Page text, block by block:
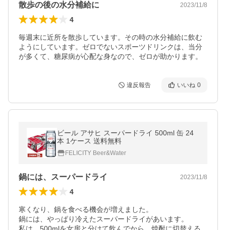
散歩の後の水分補給に 2023/11/8
4
毎週末に近所を散歩しています。その時の水分補給に飲む
ようにしています。ゼロでないスポーツドリンクは、当分
が多くて、糖尿病が心配な身なので、ゼロが助かります。
違反報告 いいね 0
ビール アサヒ スーパードライ 500ml 缶 24
本 1ケース 送料無料
FELICITY Beer&Water
鍋には、スーパードライ 2023/11/8
4
寒くなり、鍋を食べる機会が増えました。
鍋には、やっぱり冷えたスーパードライがあいます。